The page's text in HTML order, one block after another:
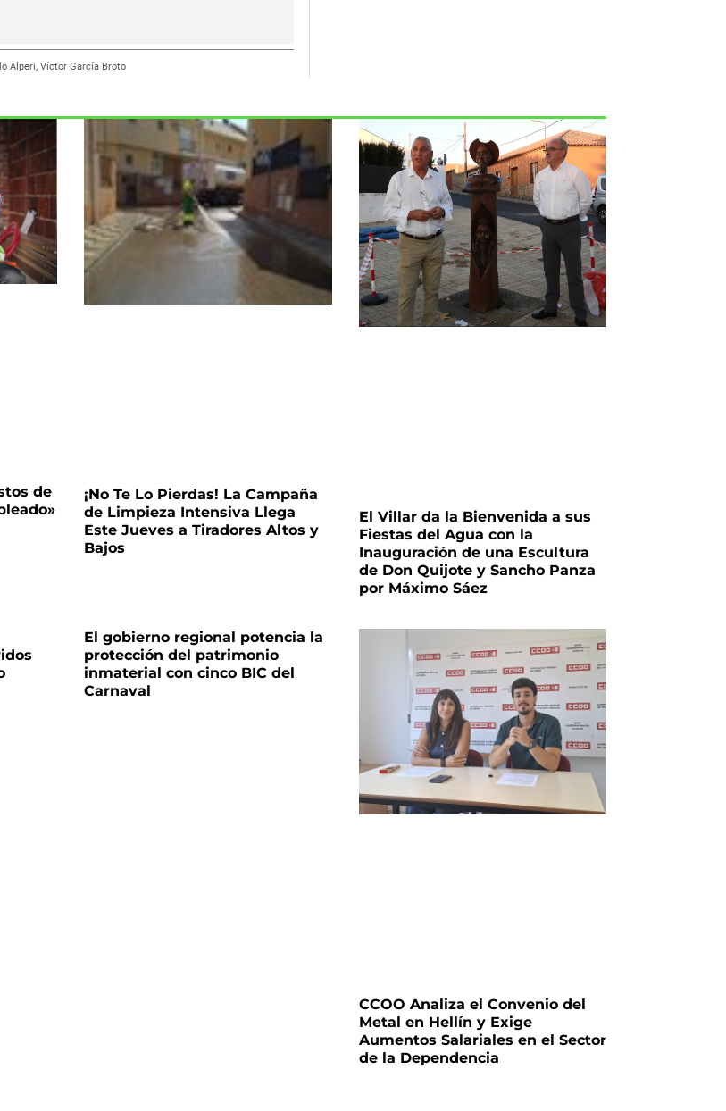
Alperi, Víctor García Broto
de
¡No Te Lo Pierdas! La Campaña
de Limpieza Intensiva Llega
Este Jueves a Tiradores Altos y
Bajos
El Villar da la Bienvenida a sus
Fiestas del Agua con la
Inauguración de una Escultura
de Don Quijote y Sancho Panza
por Máximo Sáez
El gobierno regional potencia la
protección del patrimonio
inmaterial con cinco BIC del
Carnaval
CCOO Analiza el Convenio del
Metal en Hellín y Exige
Aumentos Salariales en el Sector
de la Dependencia